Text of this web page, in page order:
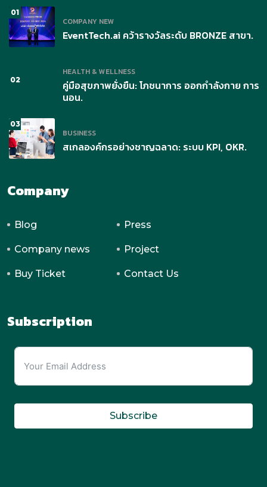
01
COMPANY NEW
EventTech.ai คว้ารางวัลระดับ BRONZE สาขา.
02
HEALTH & WELLNESS
คู่มือสุขภาพยั่งยืน: โภชนาการ ออกกำลังกาย การ
นอน.
03
BUSINESS
สเกลองค์กรอย่างชาญฉลาด: ระบบ KPI, OKR.
Company
Blog Press
Company news Project
Buy Ticket Contact Us
Subscription
Subscribe